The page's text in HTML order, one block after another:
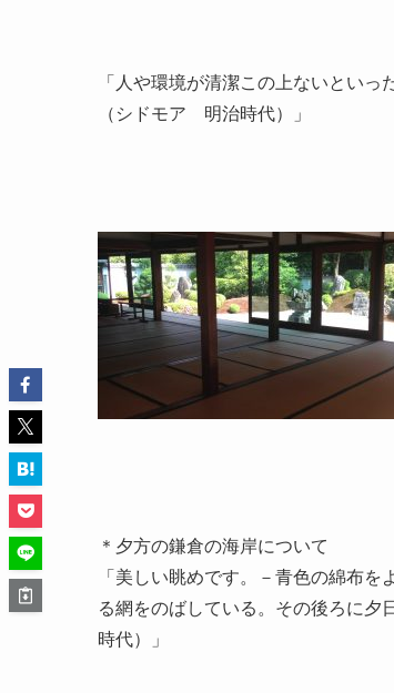
「人や環境が清潔この上ないとい
（シドモア 明治時代）」
＊夕方の鎌倉の海岸について
「美しい眺めです。－青色の綿布
る網をのばしている。その後ろに
時代）」